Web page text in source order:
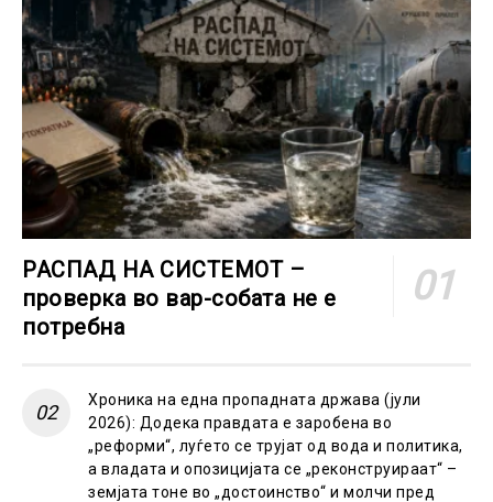
РАСПАД НА СИСТЕМОТ –
проверка во вар-собата не е
потребна
Хроника на една пропадната држава (јули
2026): Додека правдата е заробена во
„реформи“, луѓето се трујат од вода и политика,
а владата и опозицијата се „реконструираат“ –
земјата тоне во „достоинство“ и молчи пред